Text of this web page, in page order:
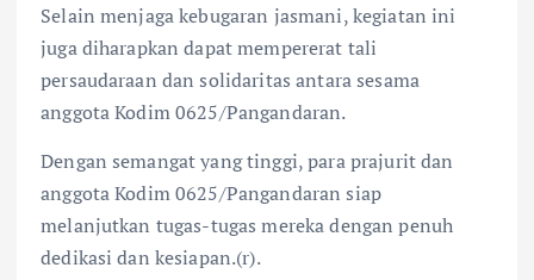
Selain menjaga kebugaran jasmani, kegiatan ini
juga diharapkan dapat mempererat tali
persaudaraan dan solidaritas antara sesama
anggota Kodim 0625/Pangandaran.
Dengan semangat yang tinggi, para prajurit dan
anggota Kodim 0625/Pangandaran siap
melanjutkan tugas-tugas mereka dengan penuh
dedikasi dan kesiapan.(r).